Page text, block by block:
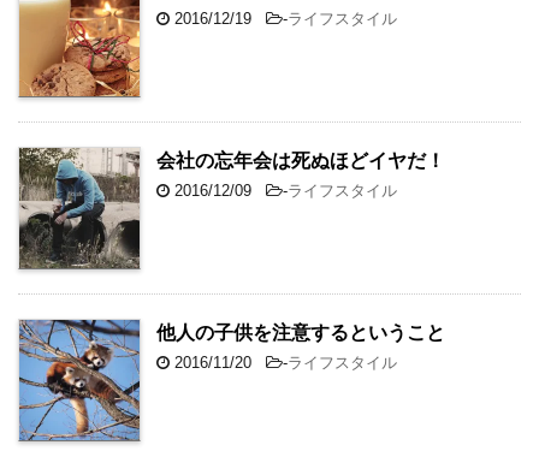
2016/12/19 -ライフスタイル
会社の忘年会は死ぬほどイヤだ！
2016/12/09 -ライフスタイル
他人の子供を注意するということ
2016/11/20 -ライフスタイル